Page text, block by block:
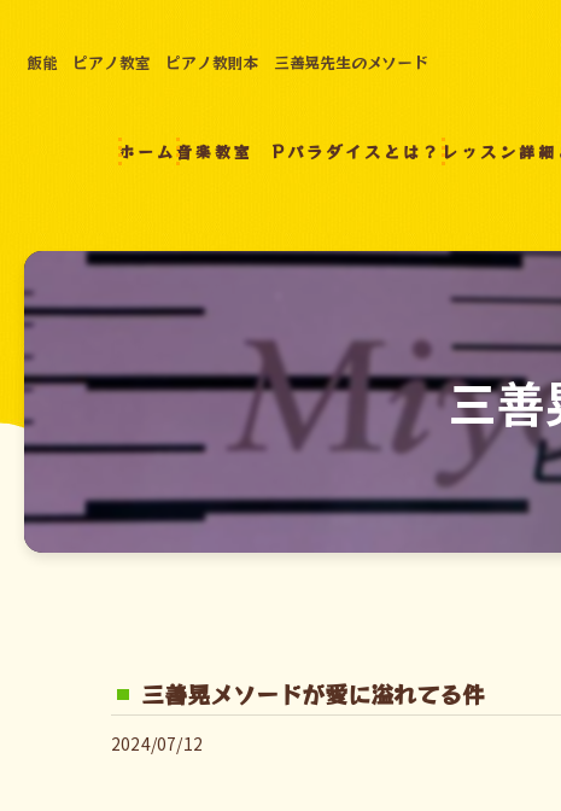
飯能 ピアノ教室 ピアノ教則本 三善晃先生のメソード
ホーム音楽教室 Pパラダイスとは？ レッスン詳細
三善
三善晃メソードが愛に溢れてる件
2024/07/12